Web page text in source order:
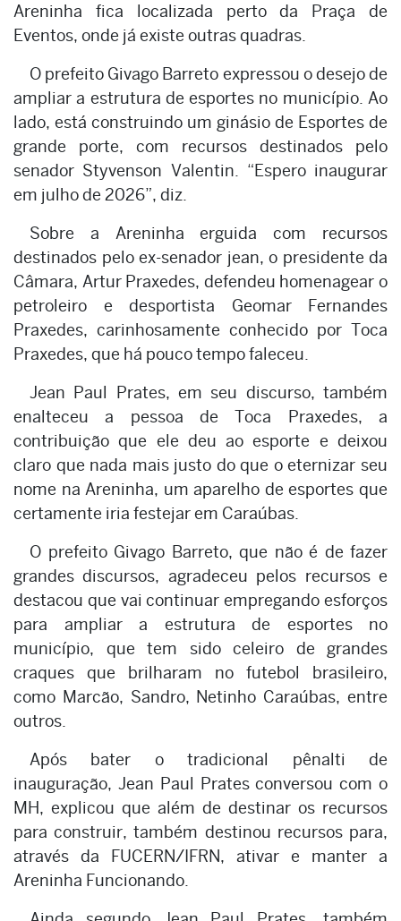
Areninha fica localizada perto da Praça de
Eventos, onde já existe outras quadras.
O prefeito Givago Barreto expressou o desejo de
ampliar a estrutura de esportes no município. Ao
lado, está construindo um ginásio de Esportes de
grande porte, com recursos destinados pelo
senador Styvenson Valentin. “Espero inaugurar
em julho de 2026”, diz.
Sobre a Areninha erguida com recursos
destinados pelo ex-senador jean, o presidente da
Câmara, Artur Praxedes, defendeu homenagear o
petroleiro e desportista Geomar Fernandes
Praxedes, carinhosamente conhecido por Toca
Praxedes, que há pouco tempo faleceu.
Jean Paul Prates, em seu discurso, também
enalteceu a pessoa de Toca Praxedes, a
contribuição que ele deu ao esporte e deixou
claro que nada mais justo do que o eternizar seu
nome na Areninha, um aparelho de esportes que
certamente iria festejar em Caraúbas.
O prefeito Givago Barreto, que não é de fazer
grandes discursos, agradeceu pelos recursos e
destacou que vai continuar empregando esforços
para ampliar a estrutura de esportes no
município, que tem sido celeiro de grandes
craques que brilharam no futebol brasileiro,
como Marcão, Sandro, Netinho Caraúbas, entre
outros.
Após bater o tradicional pênalti de
inauguração, Jean Paul Prates conversou com o
MH, explicou que além de destinar os recursos
para construir, também destinou recursos para,
através da FUCERN/IFRN, ativar e manter a
Areninha Funcionando.